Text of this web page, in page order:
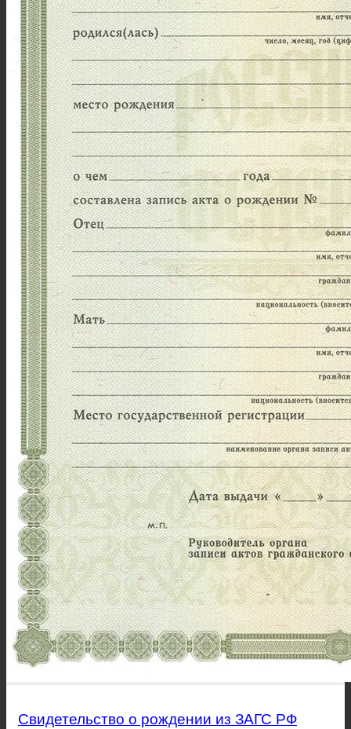
Свидетельство о рождении из ЗАГС РФ